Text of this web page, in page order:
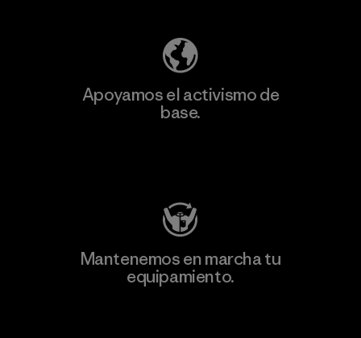
Apoyamos el activismo de
base.
Mantenemos en marcha tu
equipamiento.